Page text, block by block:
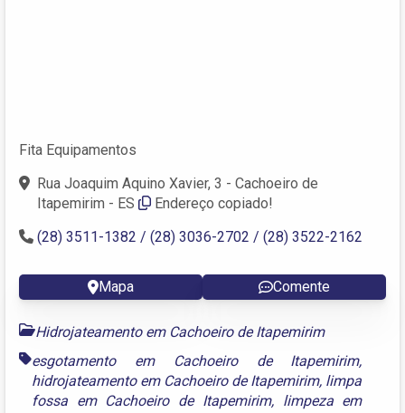
Fita Equipamentos
Rua Joaquim Aquino Xavier, 3 - Cachoeiro de
Itapemirim - ES
Endereço copiado!
(28) 3511-1382 / (28) 3036-2702 / (28) 3522-2162
Mapa Comente
Hidrojateamento em Cachoeiro de Itapemirim
esgotamento em Cachoeiro de Itapemirim,
hidrojateamento em Cachoeiro de Itapemirim, limpa
fossa em Cachoeiro de Itapemirim, limpeza em